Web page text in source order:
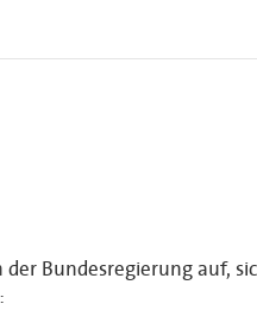
Bundesregierung auf,